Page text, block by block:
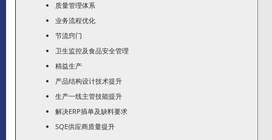
质量管理体系
业务流程优化
节流窍门
卫生监控及食品安全管理
精益生产
产品结构设计技术提升
生产一线主管技能提升
解决ERP插单及缺料要求
SQE供应商质量提升